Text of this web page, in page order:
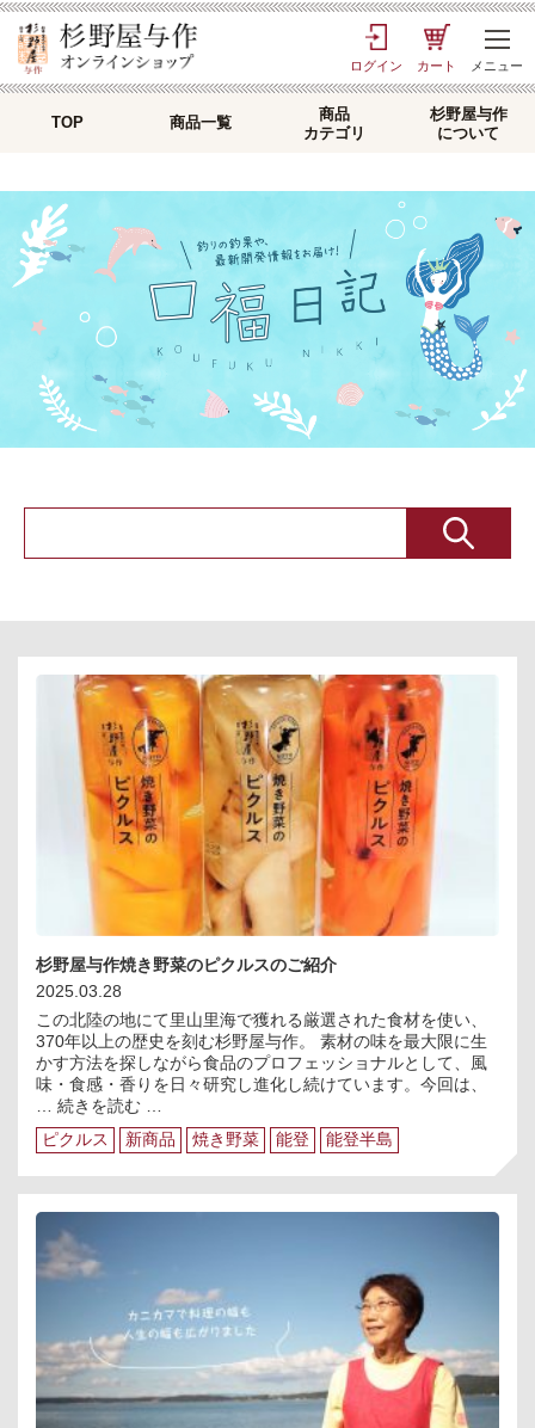
ログイン カート メニュー
TOP 商品一覧
商品
カテゴリ
杉野屋与作
について
TOP > 口福日記
杉野屋与作焼き野菜のピクルスのご紹介
2025.03.28
この北陸の地にて里山里海で獲れる厳選された食材を使い、
370年以上の歴史を刻む杉野屋与作。 素材の味を最大限に生
かす方法を探しながら食品のプロフェッショナルとして、風
味・食感・香りを日々研究し進化し続けています。今回は、
… 続きを読む
野
屋
作
焼
の
ピ
ク
ル
の
…
ピクルス
新商品 焼き野菜 能登 能登半島